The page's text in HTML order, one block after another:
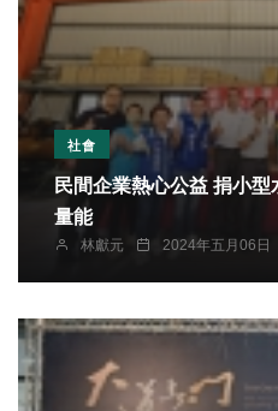
社會
民間企業熱心公益 捐小型水箱車提升中市后里消防
量能
林獻元 2024年五月06日